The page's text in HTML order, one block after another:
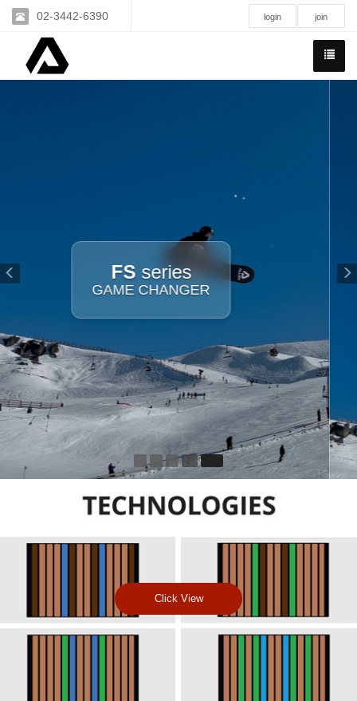
02-3442-6390 login join
소재로, 모든 메탈 소재들중 최강의
데크에 쓰이는 초강성 알루미늄
(AL7000계열) 대비 약 3배 강력한 반
발력을 제공함을 의미합니다.
크로닉 부스터의 핵심은 0.15~0.2mm
성을 강화했는데, 이는 알류미늄 보강
우드 코어 본연의 플렉스를 저해하지
않고 우드만의 라이블리(Lively) 한 느
낌을 극대화합니다.
이를 통해 라이더는 다이나믹한 카빙
중에도 우드의 유연한 플렉스를 십분
활용하여, 순간적인 트릭 구사 시 폭
발적으로 높은 알리(Ollie)를 완성할
수 있으며, 카빙시 엣지에 전해지는
카빙을 제공 합니다. 크로닉 부스터는
해외 유수 브랜드에서도 그 가치를 인
Click View